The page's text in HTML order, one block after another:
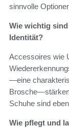
sinnvolle
Wie wichtig
Identität?
Accessoires wie
—eine
Schuhe sind
Wie pflegt und